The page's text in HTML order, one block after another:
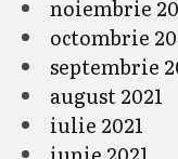
noiembrie
octombrie
septembrie
august 2021
iulie 2021